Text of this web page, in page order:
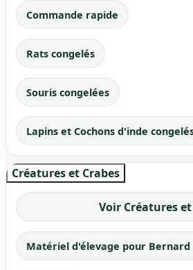
Commande rapide
Rats congelés
Souris congelées
Lapins et Cochons d'inde
Créatures et Crabes
Voir Créatures et
Matériel d'élevage pour